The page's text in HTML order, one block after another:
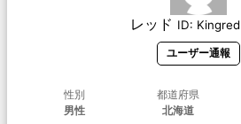
レッド ID:
ユーザー通報
性別
男性
都道府県
北海道